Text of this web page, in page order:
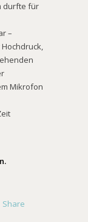
durfte für
–
Mikrofon
Share